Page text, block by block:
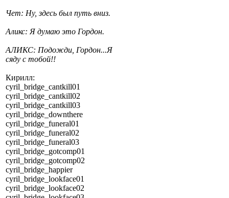
Чет: Ну, здесь был путь вниз.
Аликс: Я думаю это Гордон.
АЛИКС: Подожди, Гордон...Я
сяду с тобой!!
Кирилл:
cyril_bridge_cantkill01
cyril_bridge_cantkill02
cyril_bridge_cantkill03
cyril_bridge_downthere
cyril_bridge_funeral01
cyril_bridge_funeral02
cyril_bridge_funeral03
cyril_bridge_gotcomp01
cyril_bridge_gotcomp02
cyril_bridge_happier
cyril_bridge_lookface01
cyril_bridge_lookface02